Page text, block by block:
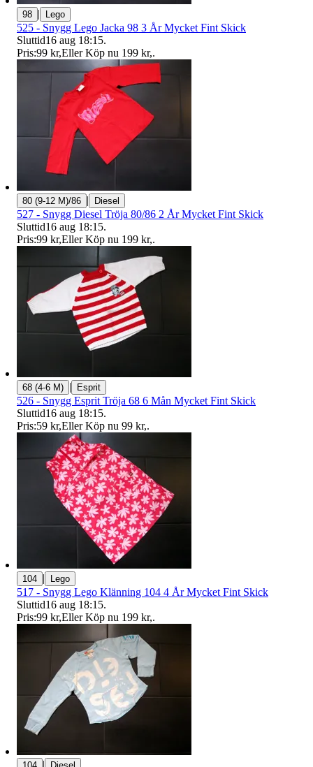
98 | Lego
525 - Snygg Lego Jacka 98 3 År Mycket Fint Skick
Sluttid16 aug 18:15.
Pris:99 kr,Eller Köp nu 199 kr,.
80 (9-12 M)/86 | Diesel
527 - Snygg Diesel Tröja 80/86 2 År Mycket Fint Skick
Sluttid16 aug 18:15.
Pris:99 kr,Eller Köp nu 199 kr,.
68 (4-6 M) | Esprit
526 - Snygg Esprit Tröja 68 6 Mån Mycket Fint Skick
Sluttid16 aug 18:15.
Pris:59 kr,Eller Köp nu 99 kr,.
104 | Lego
517 - Snygg Lego Klänning 104 4 År Mycket Fint Skick
Sluttid16 aug 18:15.
Pris:99 kr,Eller Köp nu 199 kr,.
|